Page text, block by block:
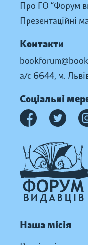
Про ГО “Форум
Презентаційні
Контакти
а/с 6644, м.
Соціальні
Наша місія